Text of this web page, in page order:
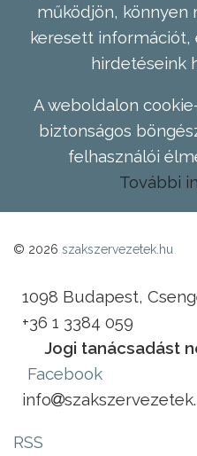
működjön, könnyen
keresett információt,
hirdetéseink
A weboldalon
biztonságos
felhasználói
További
© 2026 szakszervezetek.hu
1098 Budapest,
+36 1 3384 059
Jogi tanácsadást
Facebook
info
RSS